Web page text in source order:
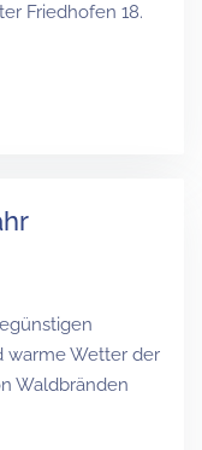
Friedhofen 18.
warme Wetter der
Waldbränden